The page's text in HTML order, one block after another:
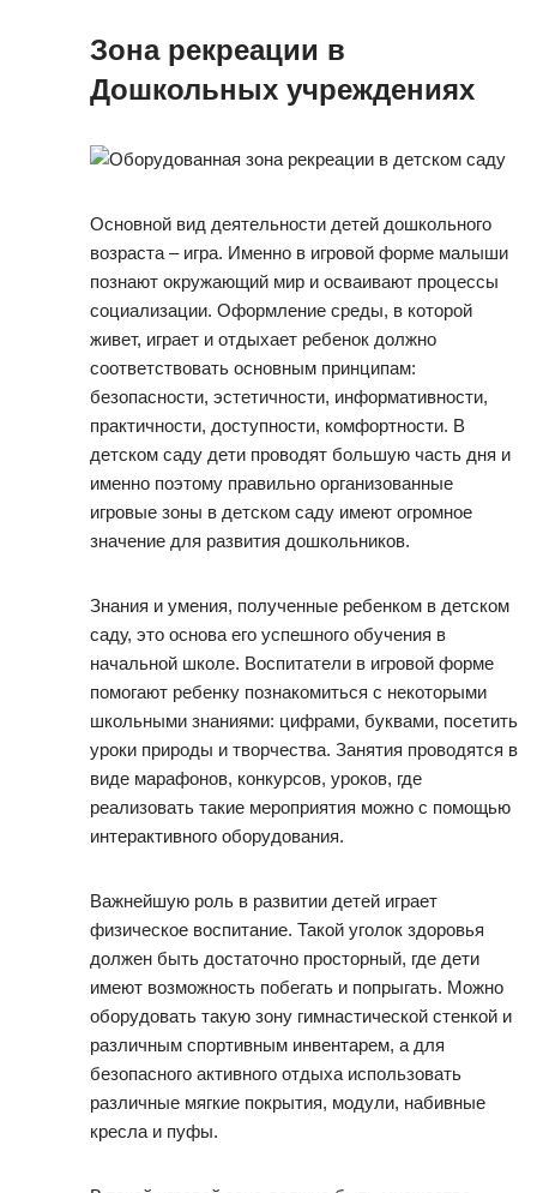
Зона рекреации в
Дошкольных учреждениях
Основной вид деятельности детей дошкольного
возраста – игра. Именно в игровой форме малыши
познают окружающий мир и осваивают процессы
социализации. Оформление среды, в которой
живет, играет и отдыхает ребенок должно
соответствовать основным принципам:
безопасности, эстетичности, информативности,
практичности, доступности, комфортности. В
детском саду дети проводят большую часть дня и
именно поэтому правильно организованные
игровые зоны в детском саду имеют огромное
значение для развития дошкольников.
Знания и умения, полученные ребенком в детском
саду, это основа его успешного обучения в
начальной школе. Воспитатели в игровой форме
помогают ребенку познакомиться с некоторыми
школьными знаниями: цифрами, буквами, посетить
уроки природы и творчества. Занятия проводятся в
виде марафонов, конкурсов, уроков, где
реализовать такие мероприятия можно с помощью
интерактивного оборудования.
Важнейшую роль в развитии детей играет
физическое воспитание. Такой уголок здоровья
должен быть достаточно просторный, где дети
имеют возможность побегать и попрыгать. Можно
оборудовать такую зону гимнастической стенкой и
различным спортивным инвентарем, а для
безопасного активного отдыха использовать
различные мягкие покрытия, модули, набивные
кресла и пуфы.